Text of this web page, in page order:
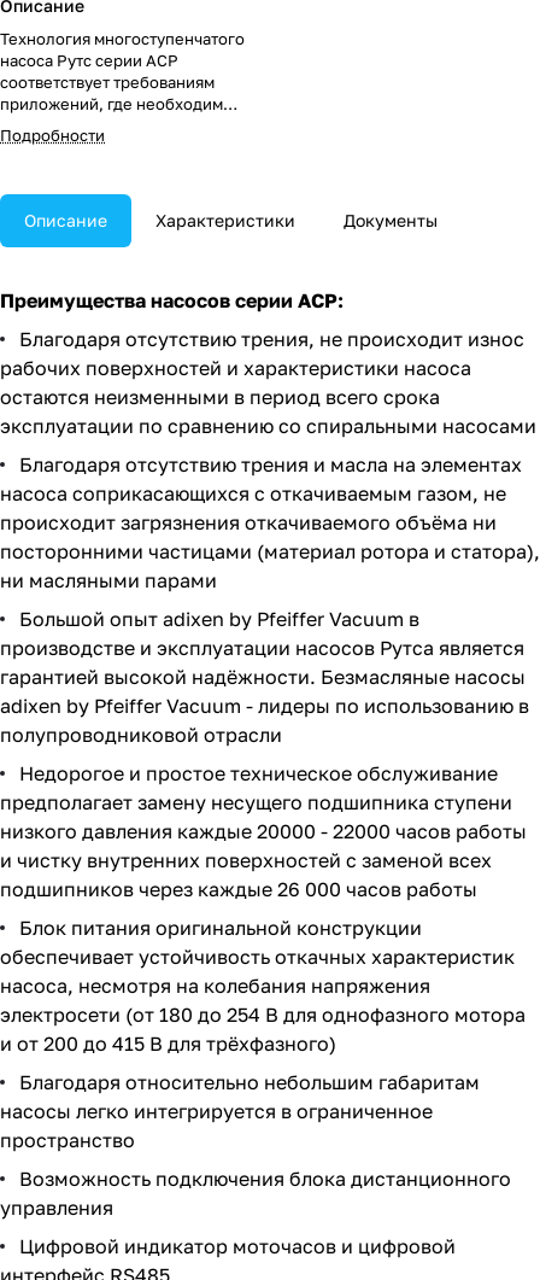
Описание
Технология многоступенчатого
насоса Рутс серии ACP
соответствует требованиям
приложений, где необходим
чистый и сухой вакуум.
Подробности
Описание Характеристики Документы
Преимущества насосов серии АСР:
Благодаря отсутствию трения, не происходит износ
рабочих поверхностей и характеристики насоса
остаются неизменными в период всего срока
эксплуатации по сравнению со спиральными насосами
Благодаря отсутствию трения и масла на элементах
насоса соприкасающихся с откачиваемым газом, не
происходит загрязнения откачиваемого объёма ни
посторонними частицами (материал ротора и статора),
ни масляными парами
Большой опыт adixen by Pfeiffer Vacuum в
производстве и эксплуатации насосов Рутса является
гарантией высокой надёжности. Безмасляные насосы
adixen by Pfeiffer Vacuum - лидеры по использованию в
полупроводниковой отрасли
Недорогое и простое техническое обслуживание
предполагает замену несущего подшипника ступени
низкого давления каждые 20000 - 22000 часов работы
и чистку внутренних поверхностей с заменой всех
подшипников через каждые 26 000 часов работы
Блок питания оригинальной конструкции
обеспечивает устойчивость откачных характеристик
насоса, несмотря на колебания напряжения
электросети (от 180 до 254 В для однофазного мотора
и от 200 до 415 В для трёхфазного)
Благодаря относительно небольшим габаритам
насосы легко интегрируется в ограниченное
пространство
Возможность подключения блока дистанционного
управления
Цифровой индикатор моточасов и цифровой
интерфейс RS485